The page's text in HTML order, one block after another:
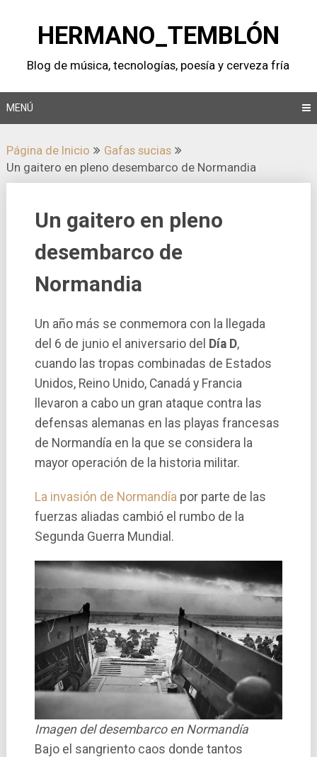
contenidoHERMANO_TEMBLÓN
Blog de música, tecnologí­as, poesí­a y cerveza frí­a
MENÚ
Página de Inicio
Gafas sucias
Un gaitero en pleno desembarco de Normandia
Un gaitero en pleno
desembarco de
Normandia
Un año más se conmemora con la llegada
del 6 de junio el aniversario del Día D,
cuando las tropas combinadas de Estados
Unidos, Reino Unido, Canadá y Francia
llevaron a cabo un gran ataque contra las
defensas alemanas en las playas francesas
de Normandía en la que se considera la
mayor operación de la historia militar.
La invasión de Normandíapor parte de las
fuerzas aliadas cambió el rumbo de la
Segunda Guerra Mundial.
Imagen del desembarco en Normandía
Bajo el sangriento caos donde tantos